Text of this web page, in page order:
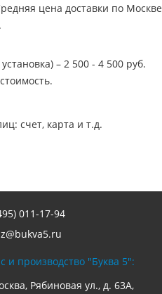
цена доставки по Москве
– 2 500 - 4 500 руб.
счет, карта и т.д.
011-17-94
и производство "Буква 5":
Рябиновая ул., д. 63А,